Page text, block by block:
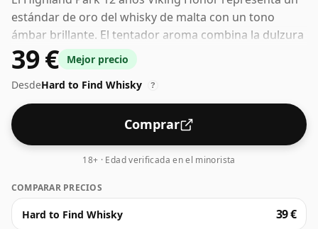
estándar de oro del whisky de malta con un tono
ámbar brillante. El tentador aroma combina la dulzura
de la miel y el brezo con un toque ahumado a turba.
En boca, la entrega completa de malta se completa
con un toque de dulzura ahumada. Te deja con un final
delicioso y provocativo que es a la vez saludable y
cálido. Un todoterreno verdaderamente noble.
39 €
Mejor precio
DesdeHard to Find Whisky ?
Comprar
18+ · Edad verificada en el minorista
COMPARAR PRECIOS
Hard to Find Whisky 39 €